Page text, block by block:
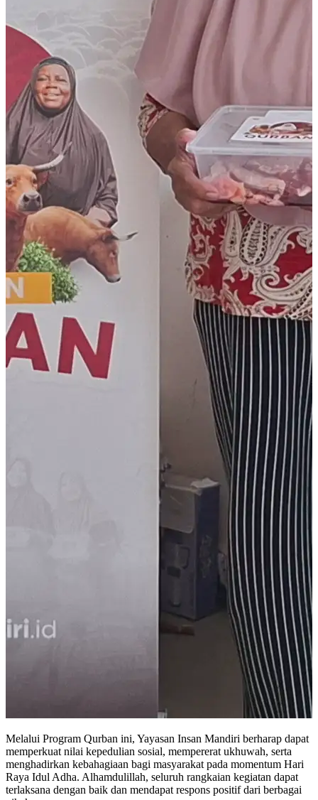
Melalui Program Qurban ini, Yayasan Insan Mandiri berharap dapat
memperkuat nilai kepedulian sosial, mempererat ukhuwah, serta
menghadirkan kebahagiaan bagi masyarakat pada momentum Hari
Raya Idul Adha. Alhamdulillah, seluruh rangkaian kegiatan dapat
terlaksana dengan baik dan mendapat respons positif dari berbagai